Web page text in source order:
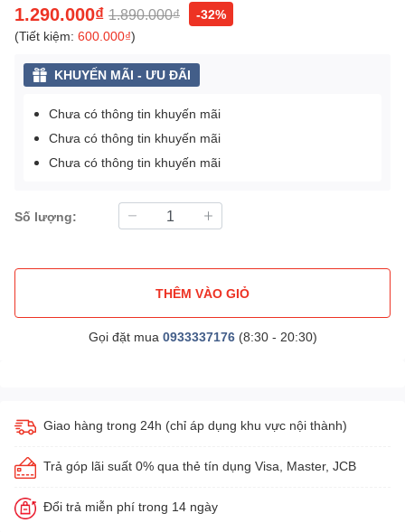
1.290.000₫ 1.890.000₫
-32%
(Tiết kiệm: 600.000₫)
KHUYẾN MÃI - ƯU ĐÃI
Chưa có thông tin khuyến mãi
Chưa có thông tin khuyến mãi
Chưa có thông tin khuyến mãi
Số lượng:
THÊM VÀO GIỎ
Gọi đặt mua 0933337176(8:30 - 20:30)
Giao hàng trong 24h (chỉ áp dụng khu vực nội thành)
Trả góp lãi suất 0% qua thẻ tín dụng Visa, Master, JCB
Đổi trả miễn phí trong 14 ngày